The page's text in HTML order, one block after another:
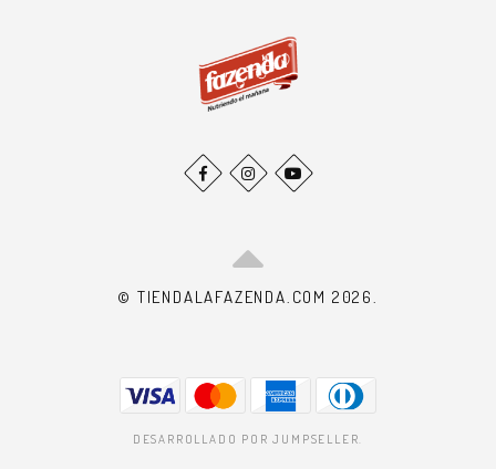
© TIENDALAFAZENDA.COM 2026.
DESARROLLADO POR JUMPSELLER.